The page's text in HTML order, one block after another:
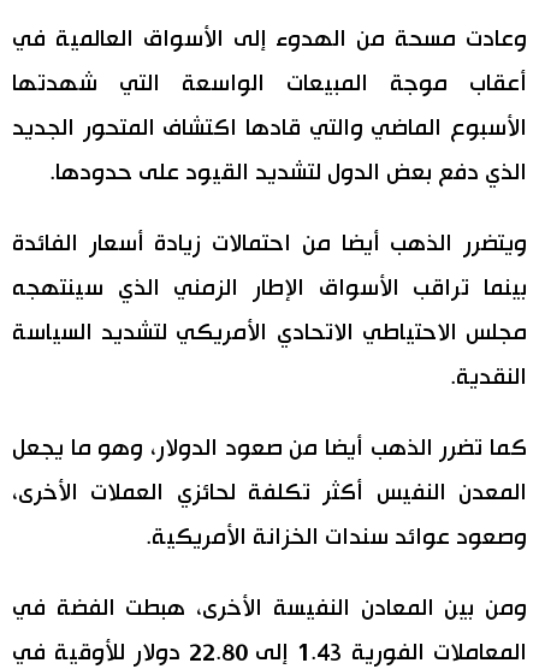
وعادت مسحة من الهدوء إلى الأسواق العالمية في
أعقاب موجة المبيعات الواسعة التي شهدتها
الأسبوع الماضي والتي قادها اكتشاف المتحور الجديد
الذي دفع بعض الدول لتشديد القيود على حدودها.
ويتضرر الذهب أيضا من احتمالات زيادة أسعار الفائدة
بينما تراقب الأسواق الإطار الزمني الذي سينتهجه
مجلس الاحتياطي الاتحادي الأمريكي لتشديد السياسة
النقدية.
كما تضرر الذهب أيضا من صعود الدولار، وهو ما يجعل
المعدن النفيس أكثر تكلفة لحائزي العملات الأخرى،
وصعود عوائد سندات الخزانة الأمريكية.
ومن بين المعادن النفيسة الأخرى، هبطت الفضة في
المعاملات الفورية 1.43 إلى 22.80 دولار للأوقية في